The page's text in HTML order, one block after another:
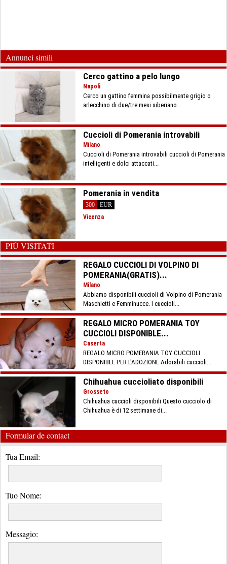
Annunci simili
Cerco gattino a pelo lungo
Napoli
Cerco un gattino femmina possibilmente grigio o
arlecchino di due/tre mesi siberiano...
Cuccioli di Pomerania introvabili
Milano
Cuccioli di Pomerania introvabili cuccioli di Pomerania
intelligenti e dolci attaccati...
Pomerania in vendita
300
EUR
Vicenza
PIÙ VISITATI
REGALO CUCCIOLI DI VOLPINO DI
POMERANIA(GRATIS)...
Milano
Abbiamo disponibili cuccioli di Volpino di Pomerania
Maschietti e Femminucce. I cuccioli...
REGALO MICRO POMERANIA TOY
CUCCIOLI DISPONIBLE...
Caserta
REGALO MICRO POMERANIA TOY CUCCIOLI
DISPONIBLE PER L'ADOZIONE Adorabili cuccioli...
Chihuahua cuccioliato disponibili
Grosseto
Chihuahua cuccioli disponibili Questo cucciolo di
Chihuahua è di 12 settimane di...
Formular de contact
Tua Email:
Tuo Nome:
Messagio: